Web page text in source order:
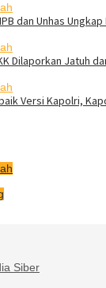
dan Unhas
Dilaporkan Jatuh
Versi Kapolri,
Siber